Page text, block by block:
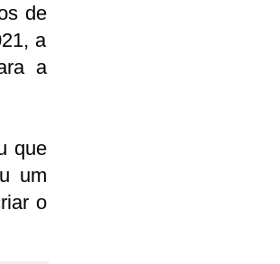
de
a
a
que
um
o